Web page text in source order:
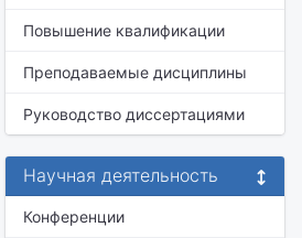
Повышение квалификации
Преподаваемые дисциплины
Руководство диссертациями
Научная деятельность
Конференции